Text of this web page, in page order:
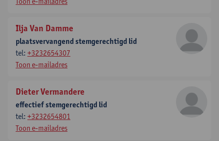
Ilja Van Damme
plaatsvervangend stemgerechtigd lid
tel: +3232654307
Toon e-mailadres
Dieter Vermandere
effectief stemgerechtigd lid
tel: +3232654801
Toon e-mailadres